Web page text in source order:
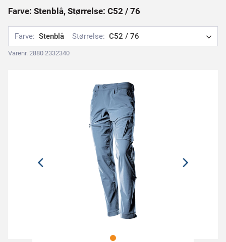
Farve: Stenblå, Størrelse: C52 / 76
Farve: Stenblå Størrelse: C52 / 76
Varenr. 2880 2332340